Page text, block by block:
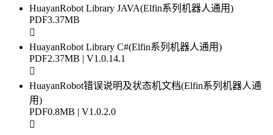
HuayanRobot Library JAVA(Elfin系列机器人通用)
PDF3.37MB
HuayanRobot Library C#(Elfin系列机器人通用)
PDF2.37MB | V1.0.14.1
HuayanRobot错误说明及状态机文档(Elfin系列机器人通
用)
PDF0.8MB | V1.0.2.0